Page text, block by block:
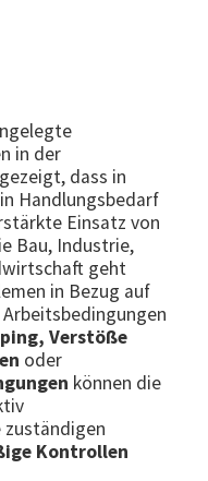
in der
dass in
Handlungsbedarf
Einsatz von
Bau, Industrie,
geht
in Bezug auf
Verstöße
oder
können die
Kontrollen